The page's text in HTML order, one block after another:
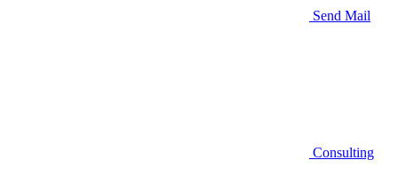
Send Mail
Consulting